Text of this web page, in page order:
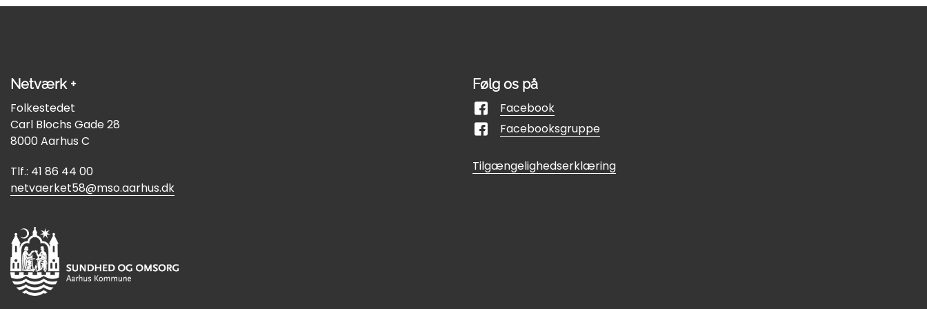
Netværk +
Folkestedet
Carl Blochs Gade 28
8000 Aarhus C
Tlf.: 41 86 44 00
netvaerket58@mso.aarhus.dk
Følg os på
Facebook
Facebooksgruppe
Tilgængelighedserklæring